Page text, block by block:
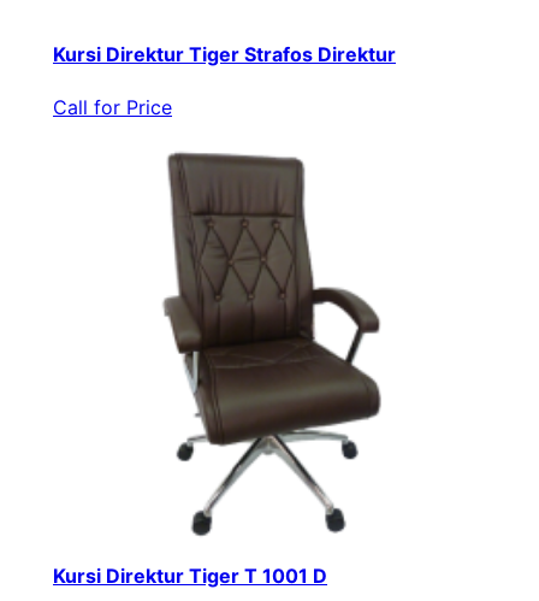
Kursi Direktur Tiger Strafos Direktur
Call for Price
Kursi Direktur Tiger T 1001 D